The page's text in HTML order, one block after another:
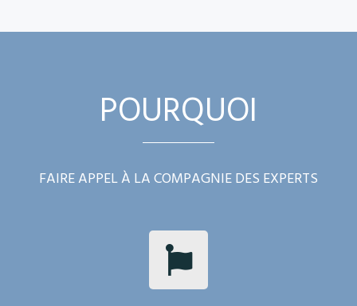
POURQUOI
FAIRE APPEL À LA COMPAGNIE DES EXPERTS